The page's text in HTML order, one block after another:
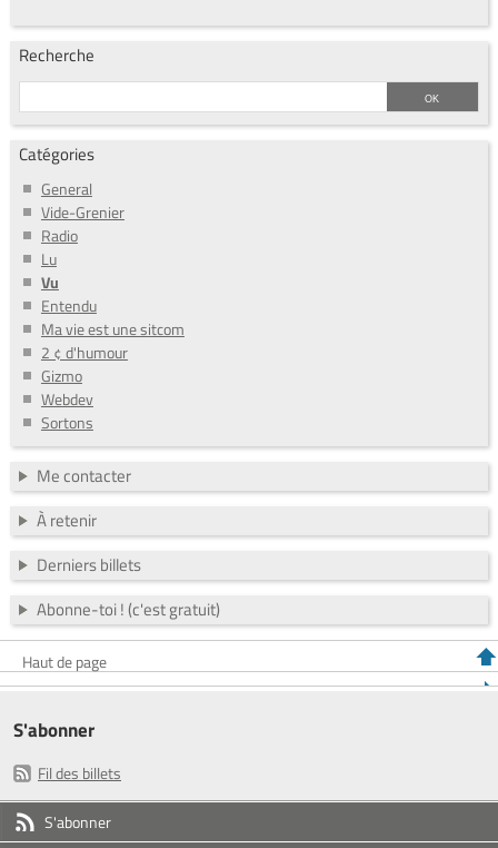
Recherche
Catégories
General
Vide-Grenier
Radio
Lu
Vu
Entendu
Ma vie est une sitcom
2 ¢ d'humour
Gizmo
Webdev
Sortons
Me contacter
À retenir
Derniers billets
Abonne-toi ! (c'est gratuit)
Haut de page
S'abonner
Fil des billets
S'abonner